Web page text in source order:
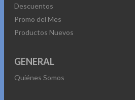
Descuentos
Promo del Mes
Productos Nuevos
GENERAL
Quiénes Somos